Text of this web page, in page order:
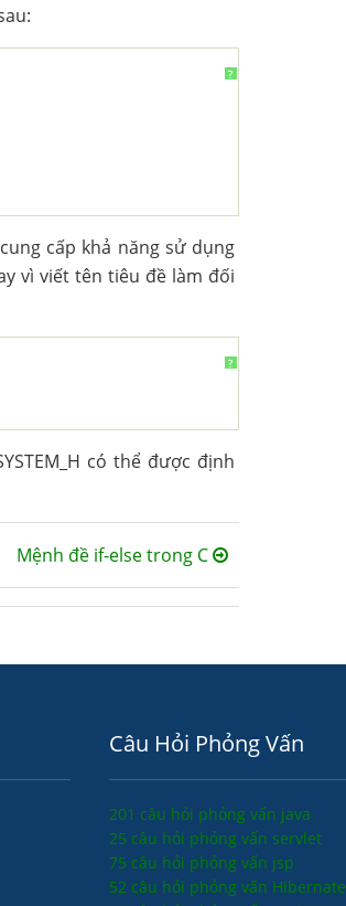
?
cấp khả năng sử dụng
vì viết tên tiêu đề làm đối
?
có thể được định
Mệnh đề if-else trong C
Câu Hỏi Phỏng Vấn
201 câu hỏi phỏng vấn java
25 câu hỏi phỏng vấn servlet
75 câu hỏi phỏng vấn jsp
52 câu hỏi phỏng vấn Hibernate